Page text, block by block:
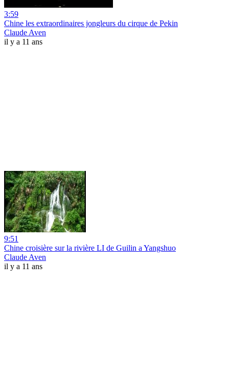
3:59
Chine les extraordinaires jongleurs du cirque de Pekin
Claude Aven
il y a 11 ans
9:51
Chine croisière sur la rivière LI de Guilin a Yangshuo
Claude Aven
il y a 11 ans